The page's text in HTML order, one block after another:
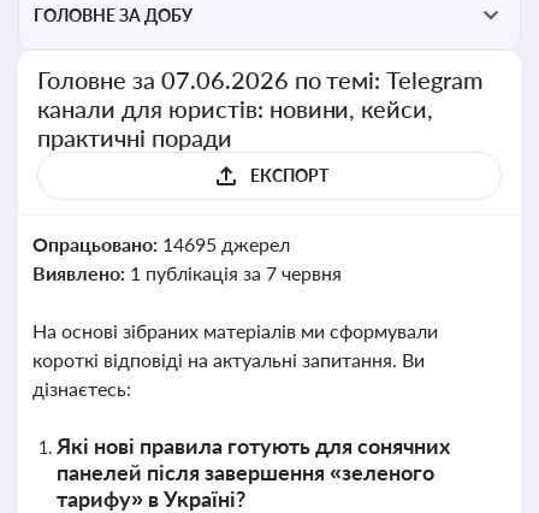
ГОЛОВНЕ ЗА ДОБУ
Головне за 07.06.2026 по темі: Telegram
канали для юристів: новини, кейси,
практичні поради
ЕКСПОРТ
Опрацьовано: 14695 джерел
Виявлено: 1 публікація за 7 червня
На основі зібраних матеріалів ми сформували
короткі відповіді на актуальні запитання. Ви
дізнаєтесь:
Які нові правила готують для сонячних
панелей після завершення «зеленого
тарифу» в Україні?